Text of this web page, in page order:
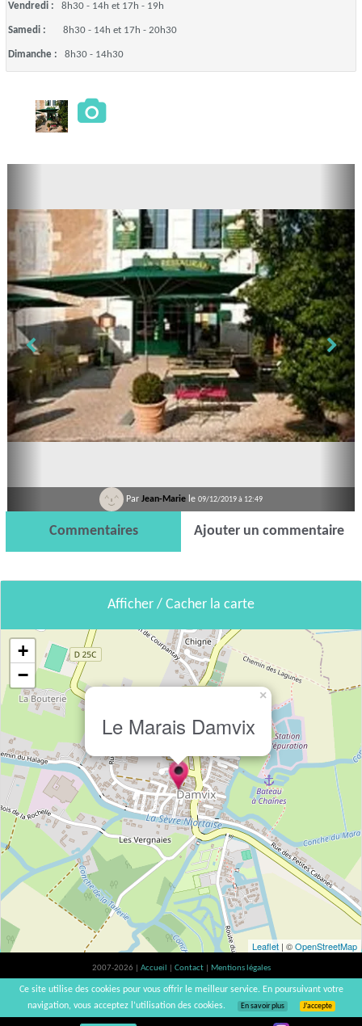
Vendredi : 8h30 - 14h et 17h - 19h
Samedi : 8h30 - 14h et 17h - 20h30
Dimanche : 8h30 - 14h30
Par Jean-Marie le 09/12/2019 à 12:49
Commentaires Ajouter un commentaire
Afficher / Cacher la carte
Le Marais Damvix
×
+
−
Leaflet | ©OpenStreetMap
2007-2026 | Accueil Contact
Mentions légales
L'abus d'alcool est dangereux pour la santé, à consommer avec modération. |
vinsnaturels | v3.12
Ce site utilise des cookies pour vous offrir le meilleur service. En poursuivant votre
navigation, vous acceptez l’utilisation des cookies.
En savoir plus J’accepte